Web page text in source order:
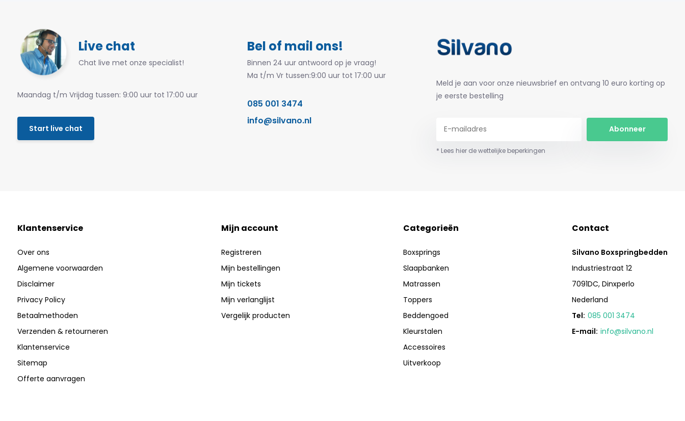
Live chat
Chat live met onze specialist!
Maandag t/m Vrijdag tussen: 9:00 uur tot 17:00 uur
Start live chat
Bel of mail ons!
Binnen 24 uur antwoord op je vraag!
Ma t/m Vr tussen:9:00 uur tot 17:00 uur
085 001 3474
info@silvano.nl
Meld je aan voor onze nieuwsbrief en ontvang 10 euro korting op
je eerste bestelling
Abonneer
* Lees hier de wettelijke beperkingen
Klantenservice
Over ons
Algemene voorwaarden
Disclaimer
Privacy Policy
Betaalmethoden
Verzenden & retourneren
Klantenservice
Sitemap
Offerte aanvragen
Mijn account
Registreren
Mijn bestellingen
Mijn tickets
Mijn verlanglijst
Vergelijk producten
Categorieën
Boxsprings
Slaapbanken
Matrassen
Toppers
Beddengoed
Kleurstalen
Accessoires
Uitverkoop
Contact
Silvano Boxspringbedden
Industriestraat 12
7091DC, Dinxperlo
Nederland
Tel: 085 001 3474
E-mail: info@silvano.nl